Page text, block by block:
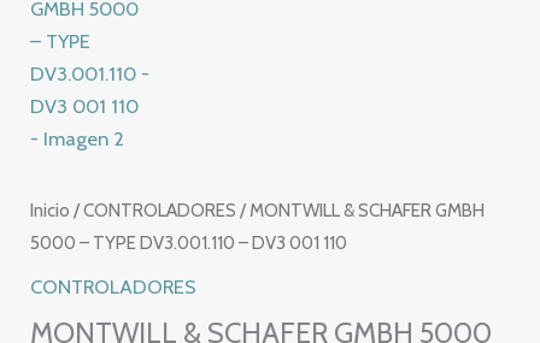
Inicio /CONTROLADORES / MONTWILL & SCHAFER GMBH
5000 – TYPE DV3.001.110 – DV3 001 110
CONTROLADORES
MONTWILL & SCHAFER GMBH 5000